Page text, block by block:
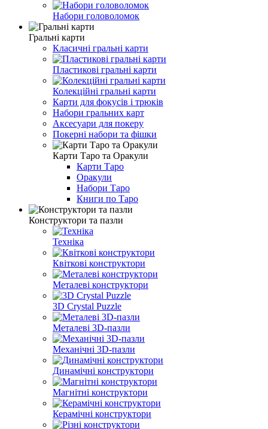
Набори головоломок
Гральні карти
Класичні гральні карти
Пластикові гральні карти
Колекційні гральні карти
Карти для фокусів і трюків
Набори гральних карт
Аксесуари для покеру
Покерні набори та фішки
Карти Таро та Оракули
Карти Таро
Оракули
Набори Таро
Книги по Таро
Конструктори та пазли
Техніка
Квіткові конструктори
Металеві конструктори
3D Crystal Puzzle
Металеві 3D-пазли
Механічні 3D-пазли
Динамічні конструктори
Магнітні конструктори
Керамічні конструктори